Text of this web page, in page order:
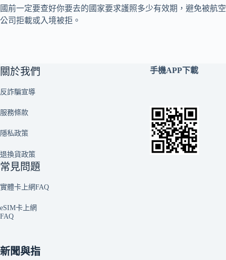
國前一定要查好你要去的國家要求護照多少有效期，避免被航空
公司拒載或入境被拒。
關於我們
反詐騙宣導
服務條款
隱私政策
退換貨政策
常見問題
實體卡上網FAQ
eSIM卡上網
FAQ
新聞與指
手機APP下載